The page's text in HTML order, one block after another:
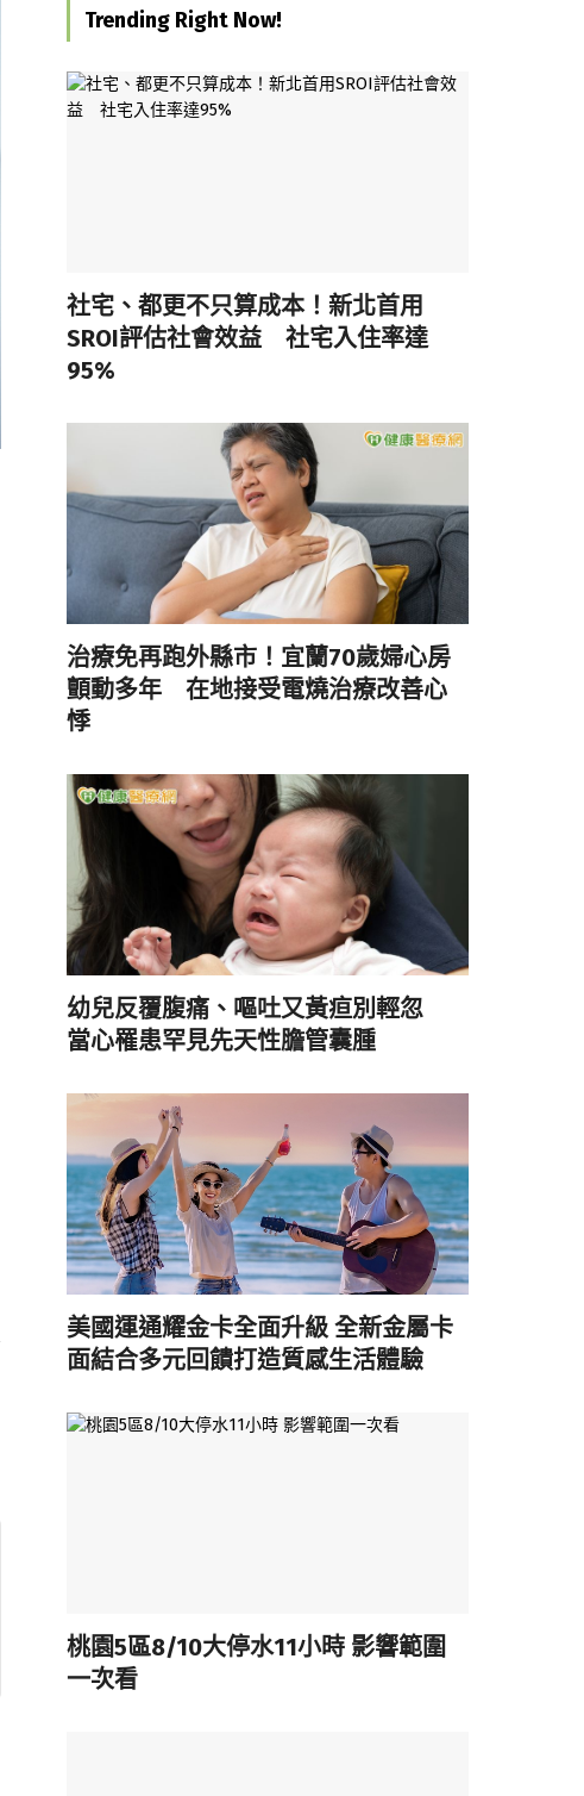
Trending Right Now!
社宅、都更不只算成本！新北首用
SROI評估社會效益 社宅入住率達
95%
治療免再跑外縣市！宜蘭70歲婦心房
顫動多年 在地接受電燒治療改善心
悸
幼兒反覆腹痛、嘔吐又黃疸別輕忽
當心罹患罕見先天性膽管囊腫
美國運通耀金卡全面升級 全新金屬卡
面結合多元回饋打造質感生活體驗
桃園5區8/10大停水11小時 影響範圍
一次看